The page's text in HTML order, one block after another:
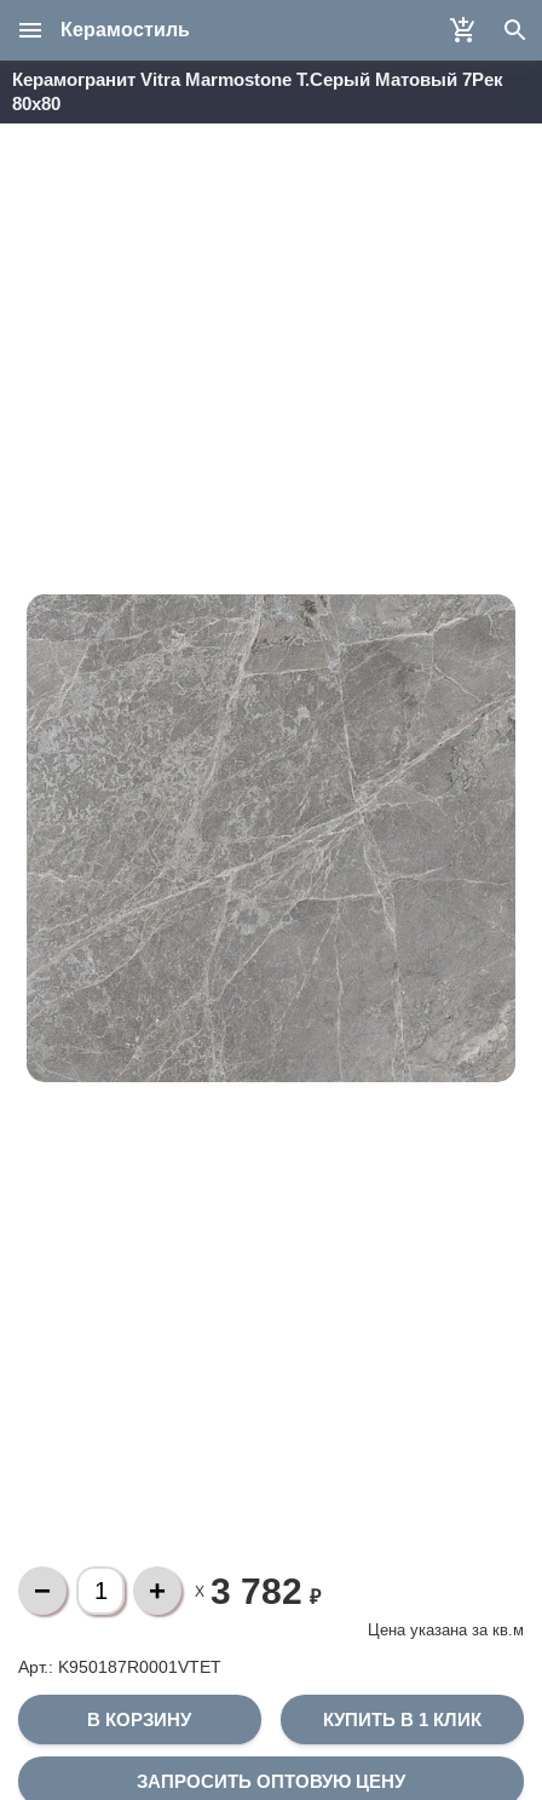
Керамостиль
Керамогранит Vitra Marmostone Т.Серый Матовый 7Рек
80х80
X 3 782 ₽
Цена указана за кв.м
Арт.: K950187R0001VTET
КУПИТЬ В 1 КЛИК
ЗАПРОСИТЬ ОПТОВУЮ ЦЕНУ